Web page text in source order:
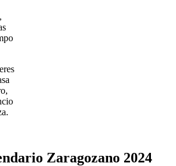
Zaragozano 2024